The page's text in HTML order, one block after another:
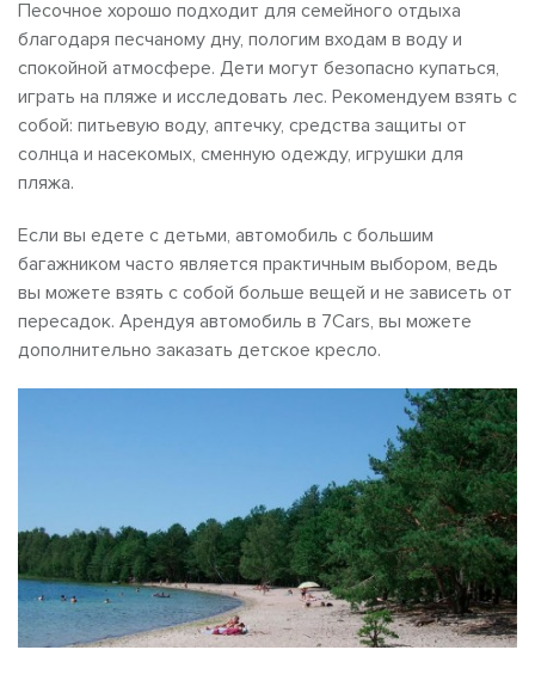
Песочное хорошо подходит для семейного отдыха
благодаря песчаному дну, пологим входам в воду и
спокойной атмосфере. Дети могут безопасно купаться,
играть на пляже и исследовать лес. Рекомендуем взять с
собой: питьевую воду, аптечку, средства защиты от
солнца и насекомых, сменную одежду, игрушки для
пляжа.
Если вы едете с детьми, автомобиль с большим
багажником часто является практичным выбором, ведь
вы можете взять с собой больше вещей и не зависеть от
пересадок. Арендуя автомобиль в 7Cars, вы можете
дополнительно заказать детское кресло.